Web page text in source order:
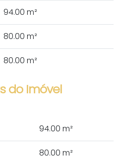
94.00 m²
80.00 m²
80.00 m²
do Imóvel
94.00 m²
80.00 m²